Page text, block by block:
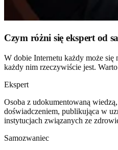
Czym różni się ekspert od
W dobie Internetu każdy może się
każdy nim rzeczywiście jest.
Ekspert
Osoba z udokumentowaną
doświadczeniem, publikująca w
instytucjach związanych ze
Samozwaniec